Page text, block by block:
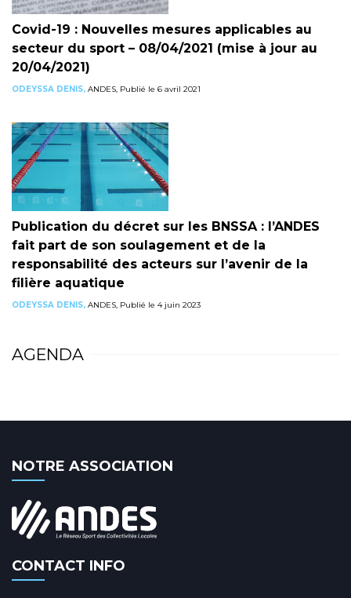
Covid-19 : Nouvelles mesures applicables au
secteur du sport – 08/04/2021 (mise à jour au
20/04/2021)
ODEYSSA DENIS, ANDES, Publié le 6 avril 2021
Publication du décret sur les BNSSA : l’ANDES
fait part de son soulagement et de la
responsabilité des acteurs sur l’avenir de la
filière aquatique
ODEYSSA DENIS, ANDES, Publié le 4 juin 2023
AGENDA
NOTRE ASSOCIATION
CONTACT INFO